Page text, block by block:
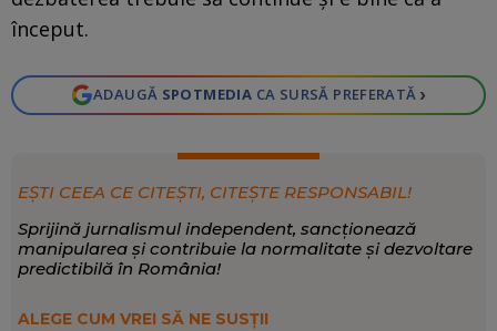
început.
ADAUGĂ SPOTMEDIA CA SURSĂ PREFERATĂ ›
EȘTI CEEA CE CITEȘTI, CITEȘTE RESPONSABIL!
Sprijină jurnalismul independent, sancționează
manipularea și contribuie la normalitate și dezvoltare
predictibilă în România!
ALEGE CUM VREI SĂ NE SUSȚII